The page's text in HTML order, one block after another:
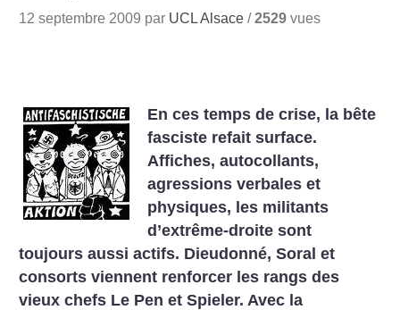
12 septembre 2009 par UCL Alsace /2529 vues
En ces temps de crise, la bête
fasciste refait surface.
Affiches, autocollants,
agressions verbales et
physiques, les militants
d’extrême-droite sont
toujours aussi actifs. Dieudonné, Soral et
consorts viennent renforcer les rangs des
vieux chefs Le Pen et Spieler. Avec la